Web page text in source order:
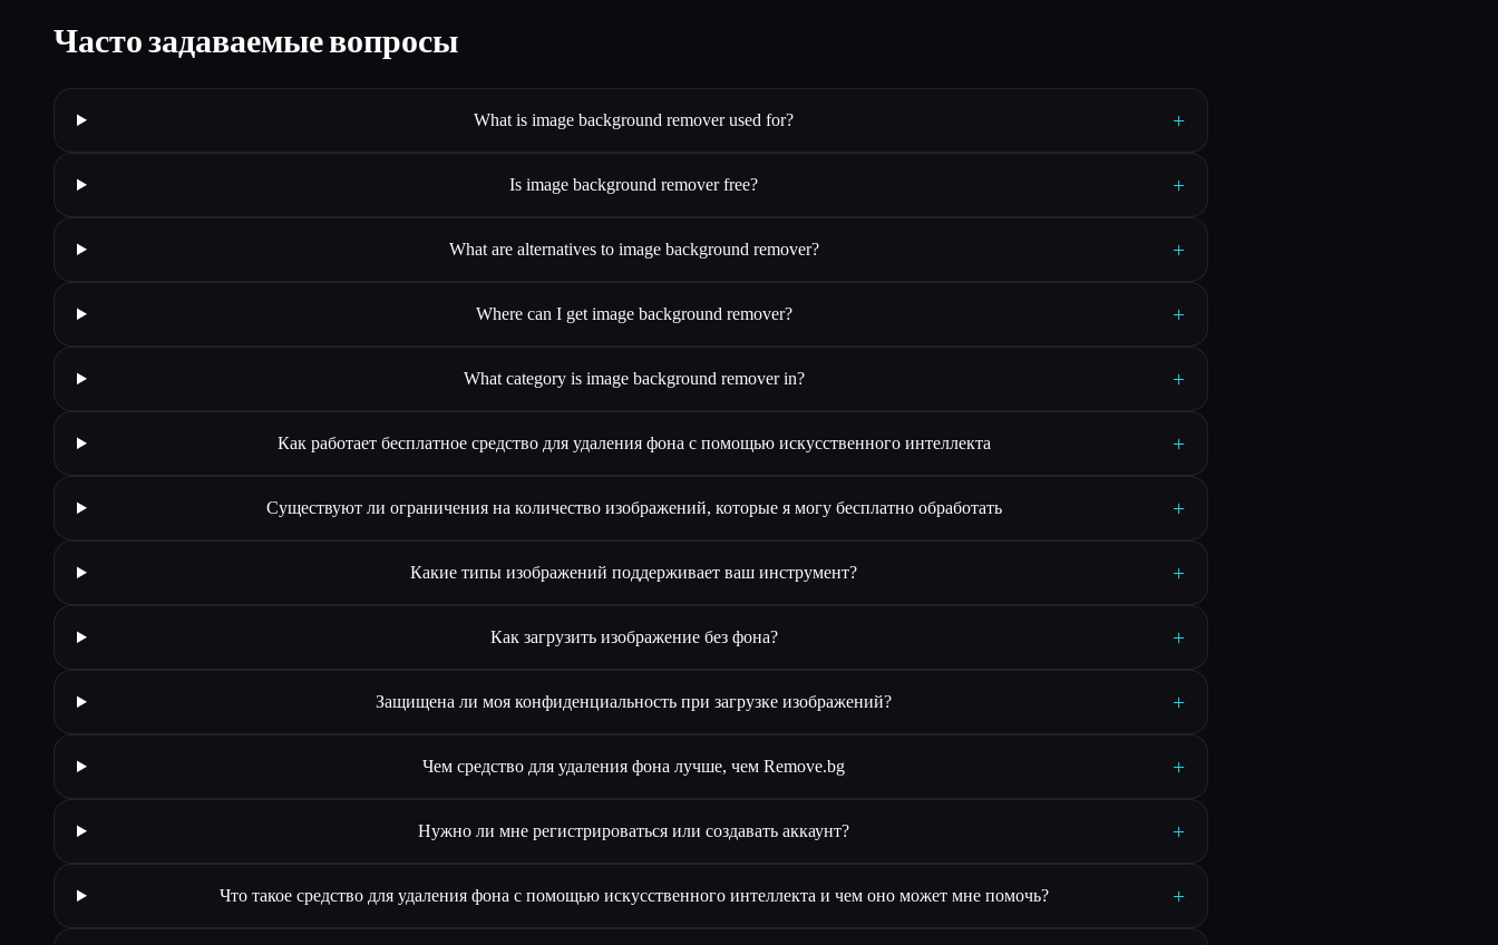
Часто задаваемые вопросы
What is image background remover used for? +
Is image background remover free? +
What are alternatives to image background remover? +
Where can I get image background remover? +
What category is image background remover in? +
Как работает бесплатное средство для удаления фона с помощью искусственного интеллекта +
Существуют ли ограничения на количество изображений, которые я могу бесплатно обработать +
Какие типы изображений поддерживает ваш инструмент? +
Как загрузить изображение без фона? +
Защищена ли моя конфиденциальность при загрузке изображений? +
Чем средство для удаления фона лучше, чем Remove.bg +
Нужно ли мне регистрироваться или создавать аккаунт? +
Что такое средство для удаления фона с помощью искусственного интеллекта и чем оно может мне помочь? +